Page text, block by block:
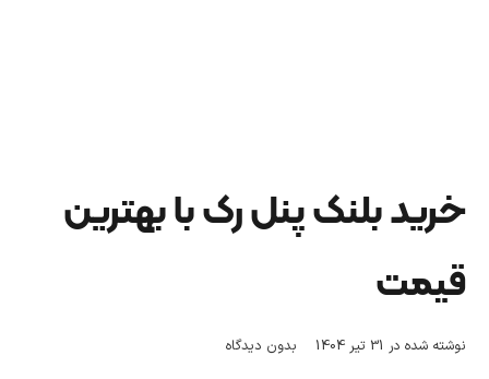
خرید بلنک پنل رک با بهترین
قیمت
نوشته شده در 31 تیر 1404 بدون دیدگاه